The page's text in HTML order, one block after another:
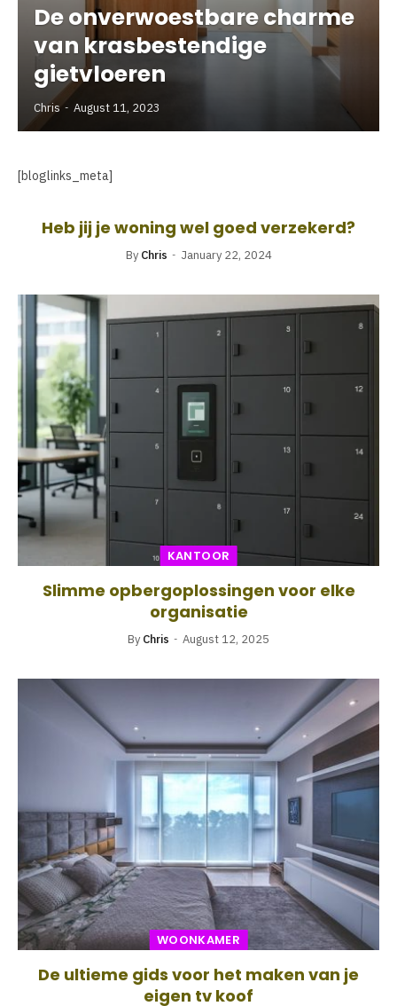
De onverwoestbare charme
van krasbestendige
gietvloeren
Chris August 11, 2023
[bloglinks_meta]
Heb jij je woning wel goed verzekerd?
By Chris January 22, 2024
KANTOOR
Slimme opbergoplossingen voor elke
organisatie
By Chris August 12, 2025
WOONKAMER
De ultieme gids voor het maken van je
eigen tv koof